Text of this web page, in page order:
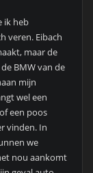
ik heb
veren. Eibach
maar de
BMW van de
mijn
wel een
een poos
vinden. In
we
nou aankomt